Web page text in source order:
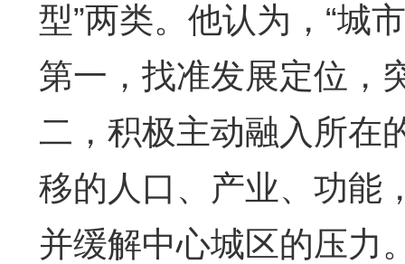
型”两类。他认为，“城
第一，找准发展定位，
二，积极主动融入所在
移的人口、产业、功能
并缓解中心城区的压力